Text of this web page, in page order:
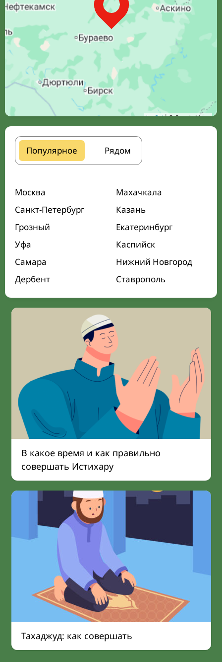
Leaflet| © Google Maps
Популярное Рядом
Москва
Махачкала
Санкт-Петербург
Казань
Грозный
Екатеринбург
Уфа
Каспийск
Самара
Нижний Новгород
Дербент
Ставрополь
В какое время и как правильно
совершать Истихару
Тахаджуд: как совершать